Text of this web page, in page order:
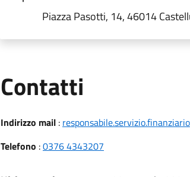
Piazza Pasotti, 14, 46014
Contatti
Indirizzo mail:
Telefono :0376 4343207